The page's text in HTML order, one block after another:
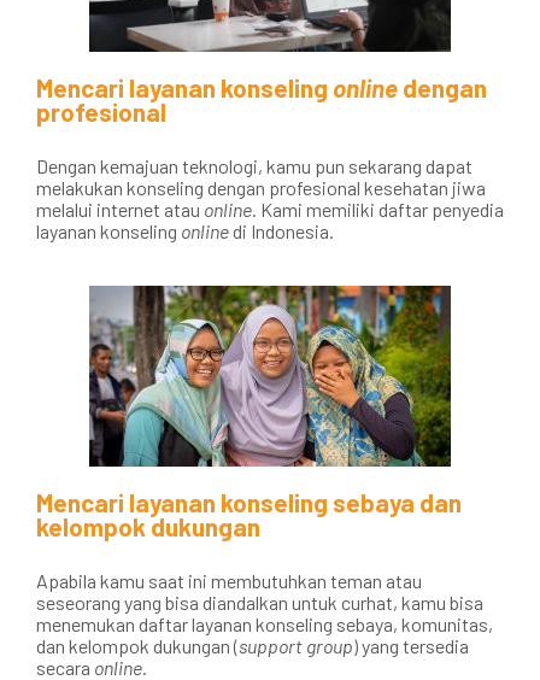
Mencari layanan konseling online dengan
profesional
Dengan kemajuan teknologi, kamu pun sekarang dapat
melakukan konseling dengan profesional kesehatan jiwa
melalui internet atau online . Kami memiliki daftar penyedia
layanan konseling online di Indonesia.
Mencari layanan konseling sebaya dan
kelompok dukungan
Apabila kamu saat ini membutuhkan teman atau
seseorang yang bisa diandalkan untuk curhat, kamu bisa
menemukan daftar layanan konseling sebaya, komunitas,
dan kelompok dukungan (support group) yang tersedia
secara online